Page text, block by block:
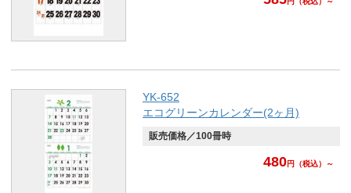
YK-652
エコグリーンカレンダー(2ヶ月)
販売価格／100冊時
480円 （税込）～